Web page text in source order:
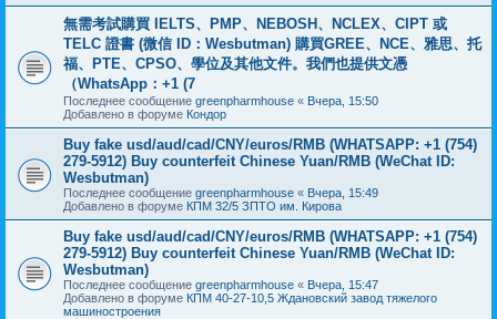
無需考試購買 IELTS、PMP、NEBOSH、NCLEX、CIPT 或
TELC 證書 (微信 ID：Wesbutman) 購買GREE、NCE、雅思、托
福、PTE、CPSO、學位及其他文件。我們也提供文憑
（WhatsApp：+1 (7
Последнее сообщение greenpharmhouse « Вчера, 15:50
Добавлено в форуме Кондор
Buy fake usd/aud/cad/CNY/euros/RMB (WHATSAPP: +1 (754)
279-5912) Buy counterfeit Chinese Yuan/RMB (WeChat ID:
Wesbutman)
Последнее сообщение greenpharmhouse « Вчера, 15:49
Добавлено в форуме КПМ 32/5 ЗПТО им. Кирова
Buy fake usd/aud/cad/CNY/euros/RMB (WHATSAPP: +1 (754)
279-5912) Buy counterfeit Chinese Yuan/RMB (WeChat ID:
Wesbutman)
Последнее сообщение greenpharmhouse « Вчера, 15:47
Добавлено в форуме КПМ 40-27-10,5 Ждановский завод тяжелого
машиностроения